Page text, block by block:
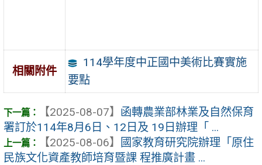
相關附件
114學年度中正國中美術比賽實施
要點
【2025-08-07】 函轉農業部林業及自然保育
署訂於114年8月6日、12日及 19日辦理「 ...
【2025-08-06】
國家教育研究院辦理「原住
民族文化資產教師培育暨課 程推廣計畫 ...